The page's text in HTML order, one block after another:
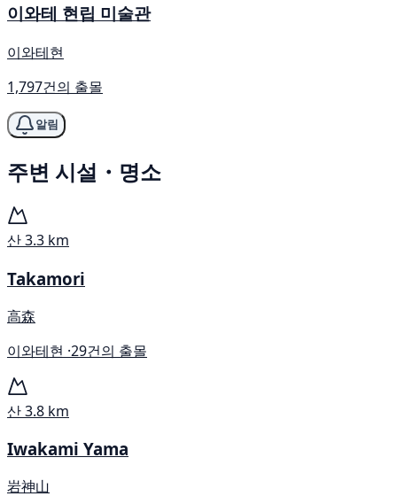
이와테 현립 미술관
이와테현
1,797건의 출몰
알림
주변 시설・명소
산3.3 km
Takamori
高森
이와테현 ·29건의 출몰
산3.8 km
Iwakami Yama
岩神山